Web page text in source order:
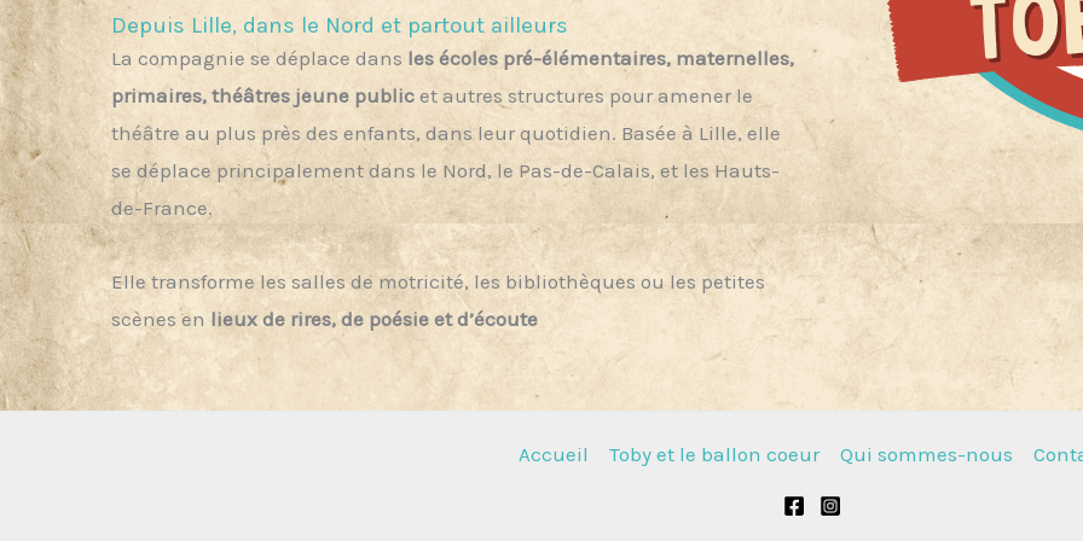
Depuis Lille, dans le Nord et partout ailleurs
La compagnie se déplace dans les écoles pré-élémentaires, maternelles,
primaires, théâtres jeune public et autres structures pour amener le
théâtre au plus près des enfants, dans leur quotidien. Basée à Lille, elle
se déplace principalement dans le Nord, le Pas-de-Calais, et les Hauts-
de-France.
Elle transforme les salles de motricité, les bibliothèques ou les petites
scènes en lieux de rires, de poésie et d’écoute
Accueil Toby et le ballon coeur Qui sommes-nous